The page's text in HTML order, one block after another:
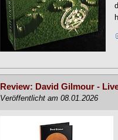
Review: David Gilmour -
Veröffentlicht am 08.01.2026